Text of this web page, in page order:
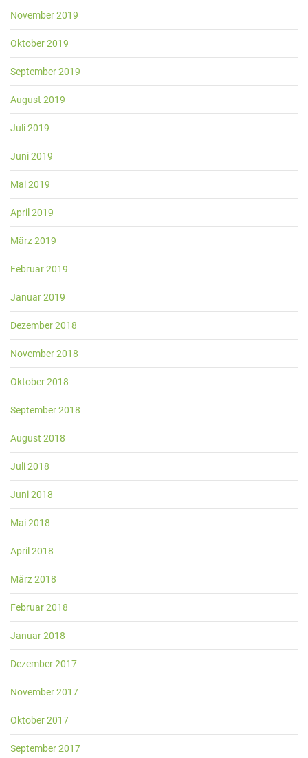
November 2019
Oktober 2019
September 2019
August 2019
Juli 2019
Juni 2019
Mai 2019
April 2019
März 2019
Februar 2019
Januar 2019
Dezember 2018
November 2018
Oktober 2018
September 2018
August 2018
Juli 2018
Juni 2018
Mai 2018
April 2018
März 2018
Februar 2018
Januar 2018
Dezember 2017
November 2017
Oktober 2017
September 2017